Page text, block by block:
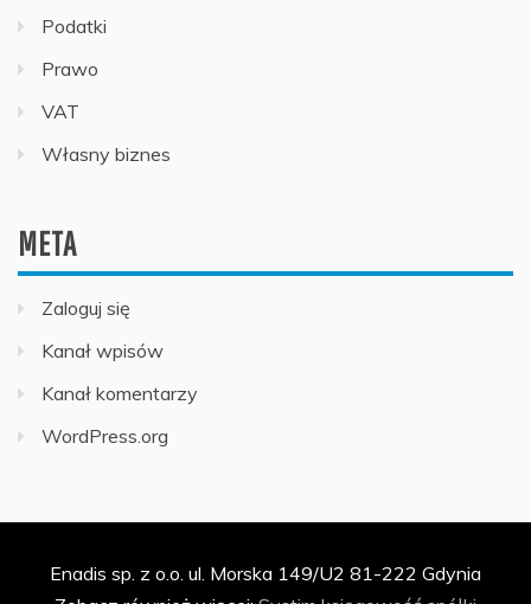
Podatki
Prawo
VAT
Własny biznes
META
Zaloguj się
Kanał wpisów
Kanał komentarzy
WordPress.org
Enadis sp. z o.o. ul. Morska 149/U2 81-222 Gdynia